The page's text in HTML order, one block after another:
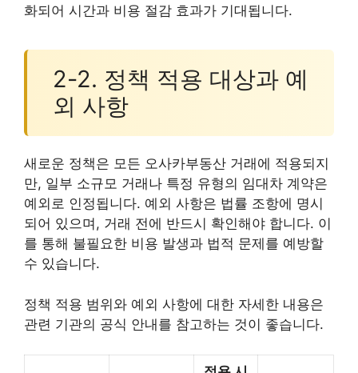
화되어 시간과 비용 절감 효과가 기대됩니다.
2-2. 정책 적용 대상과 예
외 사항
새로운 정책은 모든 오사카부동산 거래에 적용되지
만, 일부 소규모 거래나 특정 유형의 임대차 계약은
예외로 인정됩니다. 예외 사항은 법률 조항에 명시
되어 있으며, 거래 전에 반드시 확인해야 합니다. 이
를 통해 불필요한 비용 발생과 법적 문제를 예방할
수 있습니다.
정책 적용 범위와 예외 사항에 대한 자세한 내용은
관련 기관의 공식 안내를 참고하는 것이 좋습니다.